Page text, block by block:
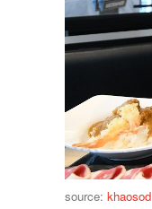
source: khaosod